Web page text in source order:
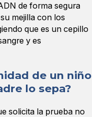
de forma segura
mejilla con los
que es un cepillo
y es
de un niño
lo sepa?
solicita la prueba no